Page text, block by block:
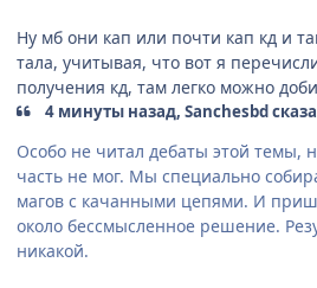
Ну мб они кап или почти кап кд и
тала, учитывая, что вот я
получения кд, там легко можно
4 минуты назад, Sanchesbd
Особо не читал дебаты этой темы,
часть не мог. Мы специально
магов с качанными цепями. И
около бессмысленное решение.
никакой.